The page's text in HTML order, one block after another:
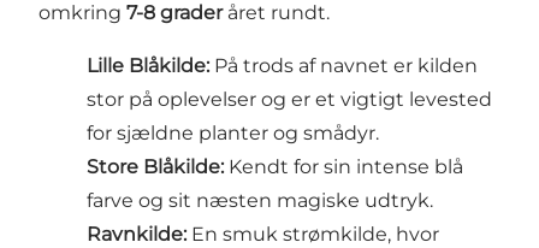
omkring 7-8 graderåret rundt.
Lille Blåkilde: På trods af navnet er kilden
stor på oplevelser og er et vigtigt levested
for sjældne planter og smådyr.
Store Blåkilde: Kendt for sin intense blå
farve og sit næsten magiske udtryk.
Ravnkilde: En smuk strømkilde, hvor